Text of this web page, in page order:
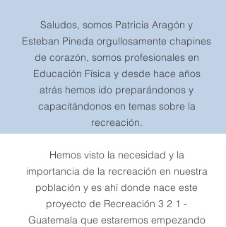
Saludos, somos Patricia Aragón y
Esteban Pineda orgullosamente chapines
de corazón, somos profesionales en
Educación Física y desde hace años
atrás hemos ido preparándonos y
capacitándonos en temas sobre la
recreación.
Hemos visto la necesidad y la
importancia de la recreación en nuestra
población y es ahí donde nace este
proyecto de Recreación 3 2 1 -
Guatemala que estaremos empezando